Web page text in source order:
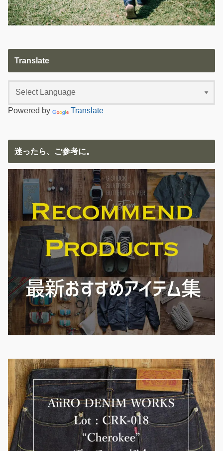
Translate
Powered by Translate
迷ったら、ご参考に。